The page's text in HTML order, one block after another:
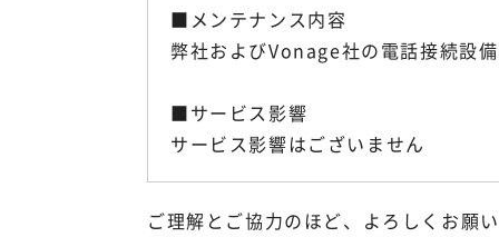
■メンテナンス内容
弊社およびVonage社の電話接続設
■サービス影響
サービス影響はございません
ご理解とご協力のほど、よろしくお願い